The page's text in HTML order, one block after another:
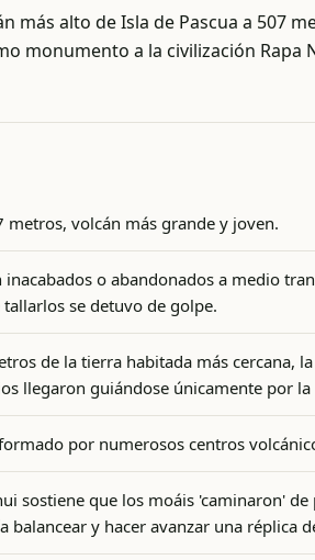
más alto de Isla de Pascua a 507
monumento a la civilización
metros, volcán más grande y joven.
inacabados o abandonados a medio
se detuvo de golpe.
de la tierra habitada más cercana,
llegaron guiándose únicamente por
por numerosos centros
sostiene que los moáis 'caminaron'
balancear y hacer avanzar una réplica